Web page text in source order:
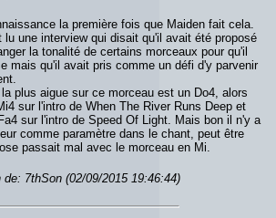
la première fois que Maiden fait cela.
lu une interview qui disait qu'il avait été proposé
la tonalité de certains morceaux pour qu'il
mais qu'il avait pris comme un défi d'y parvenir
plus aigue sur ce morceau est un Do4, alors
sur l'intro de When The River Runs Deep et
sur l'intro de Speed Of Light. Mais bon il n'y a
comme paramètre dans le chant, peut être
passait mal avec le morceau en Mi.
de: 7thSon (02/09/2015 19:46:44)